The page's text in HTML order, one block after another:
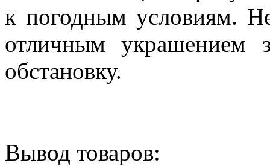
к погодным условиям.
отличным украшением
обстановку.
Вывод товаров: